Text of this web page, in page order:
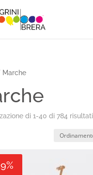
di 1-40 di 784 risultati